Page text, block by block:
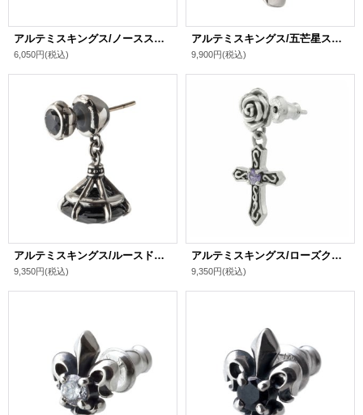
アルテミスキングス/ノーススタースタッドピアス シルバ－925 メンズ ブランド
6,050円(税込)
アルテミスキングス/五芒星スタッドピアス シルバ－925 メンズ ブランド
9,900円(税込)
アルテミスキングス/ルースドロップピアスBK シルバ－925 メンズ ブランド
9,350円(税込)
アルテミスキングス/ローズクロスドロップピアス シルバ－925 レディース ブランド
9,350円(税込)